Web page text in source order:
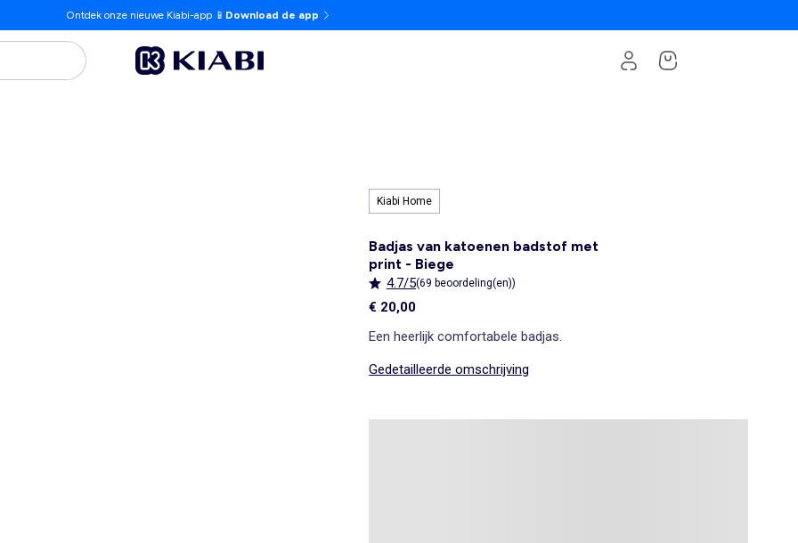
Ontdek onze nieuwe Kiabi-app 📱 Download de app
Kiabi Home
Badjas van katoenen badstof met
print - Biege
4.7/5(69 beoordeling(en))
€ 20,00
Een heerlijk comfortabele badjas.
Gedetailleerde omschrijving